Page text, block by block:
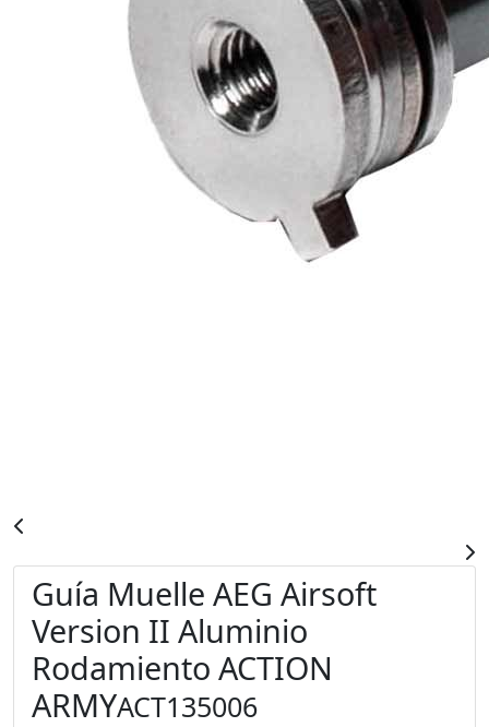
Guía Muelle AEG Airsoft
Version II Aluminio
Rodamiento ACTION
ARMYACT135006